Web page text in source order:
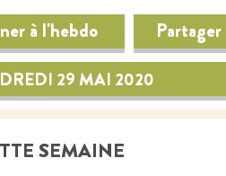
à l'hebdo Partager
29 MAI 2020
SEMAINE